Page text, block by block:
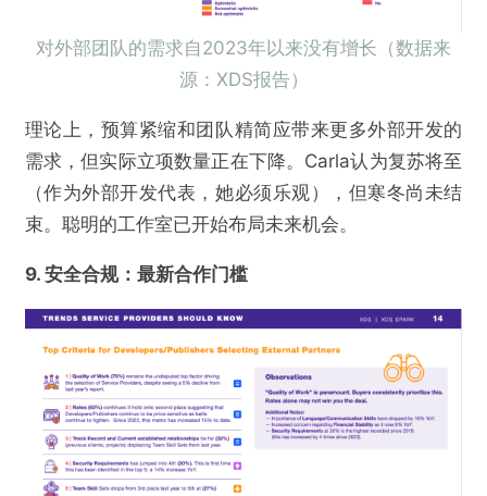
对外部团队的需求自2023年以来没有增长（数据来
源：XDS报告）
理论上，预算紧缩和团队精简应带来更多外部开发的
需求，但实际立项数量正在下降。Carla认为复苏将至
（作为外部开发代表，她必须乐观），但寒冬尚未结
束。聪明的工作室已开始布局未来机会。
9. 安全合规：最新合作门槛